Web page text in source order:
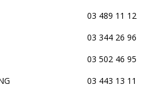
03 489 11 12
03 344 26 96
03 502 46 95
03 443 13 11